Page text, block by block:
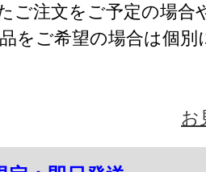
ご注文をご予定の場合
をご希望の場合は個別
お